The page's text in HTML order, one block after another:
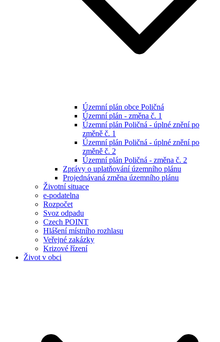
Územní plán obce Poličná
Územní plán - změna č. 1
Územní plán Poličná - úplné znění po
změně č. 1
Územní plán Poličná - úplné znění po
změně č. 2
Územní plán Poličná - změna č. 2
Zprávy o uplatňování územního plánu
Projednávaná změna územního plánu
Životní situace
e-podatelna
Rozpočet
Svoz odpadu
Czech POINT
Hlášení místního rozhlasu
Veřejné zakázky
Krizové řízení
Život v obci